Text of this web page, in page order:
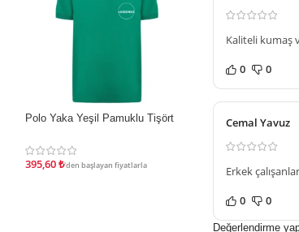
İNDIRIM
Polo Yaka Yeşil Pamuklu Tişört
395,60₺'den başlayan fiyatlarla
Kaliteli kumaş
0 0
Cemal Yavuz
Erkek
0 0
Değerlendirme